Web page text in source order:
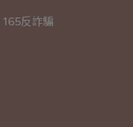
165反詐騙